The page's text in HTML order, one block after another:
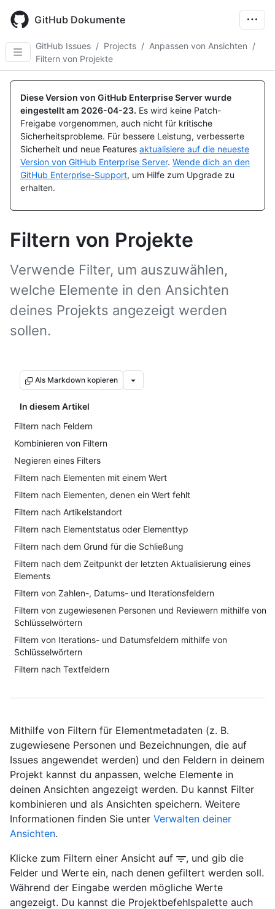
main
content
GitHub Dokumente
GitHub Issues / Projects / Anpassen von Ansichten /
Filtern von Projekte
Diese Version von GitHub Enterprise Server wurde
eingestellt am 2026-04-23. Es wird keine Patch-
Freigabe vorgenommen, auch nicht für kritische
Sicherheitsprobleme. Für bessere Leistung, verbesserte
Sicherheit und neue Features aktualisiere auf die neueste
Version von GitHub Enterprise Server. Wende dich an den
GitHub Enterprise-Support, um Hilfe zum Upgrade zu
erhalten.
Filtern von Projekte
Verwende Filter, um auszuwählen,
welche Elemente in den Ansichten
deines Projekts angezeigt werden
sollen.
Als Markdown kopieren
In diesem Artikel
Filtern nach Feldern
Kombinieren von Filtern
Negieren eines Filters
Filtern nach Elementen mit einem Wert
Filtern nach Elementen, denen ein Wert fehlt
Filtern nach Artikelstandort
Filtern nach Elementstatus oder Elementtyp
Filtern nach dem Grund für die Schließung
Filtern nach dem Zeitpunkt der letzten Aktualisierung eines
Elements
Filtern von Zahlen-, Datums- und Iterationsfeldern
Filtern von zugewiesenen Personen und Reviewern mithilfe von
Schlüsselwörtern
Filtern von Iterations- und Datumsfeldern mithilfe von
Schlüsselwörtern
Filtern nach Textfeldern
Mithilfe von Filtern für Elementmetadaten (z. B.
zugewiesene Personen und Bezeichnungen, die auf
Issues angewendet werden) und den Feldern in deinem
Projekt kannst du anpassen, welche Elemente in
deinen Ansichten angezeigt werden. Du kannst Filter
kombinieren und als Ansichten speichern. Weitere
Informationen finden Sie unter Verwalten deiner
Ansichten.
Klicke zum Filtern einer Ansicht auf
, und gib die
Felder und Werte ein, nach denen gefiltert werden soll.
Während der Eingabe werden mögliche Werte
angezeigt. Du kannst die Projektbefehlspalette auch